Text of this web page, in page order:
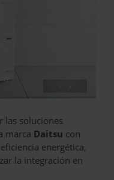
las soluciones
marca Daitsu con
energética,
la integración en